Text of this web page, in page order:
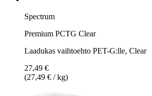
Spectrum
Premium PCTG Clear
Laadukas vaihtoehto PET-G:lle, Clear
27,49 €
(27,49 € / kg)